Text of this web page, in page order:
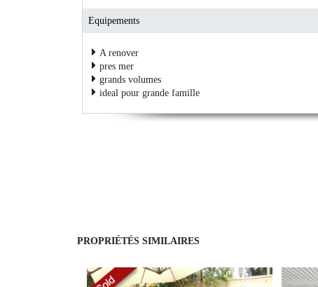
Equipements
A renover
pres mer
grands volumes
ideal pour grande famille
PROPRIÉTÉS SIMILAIRES